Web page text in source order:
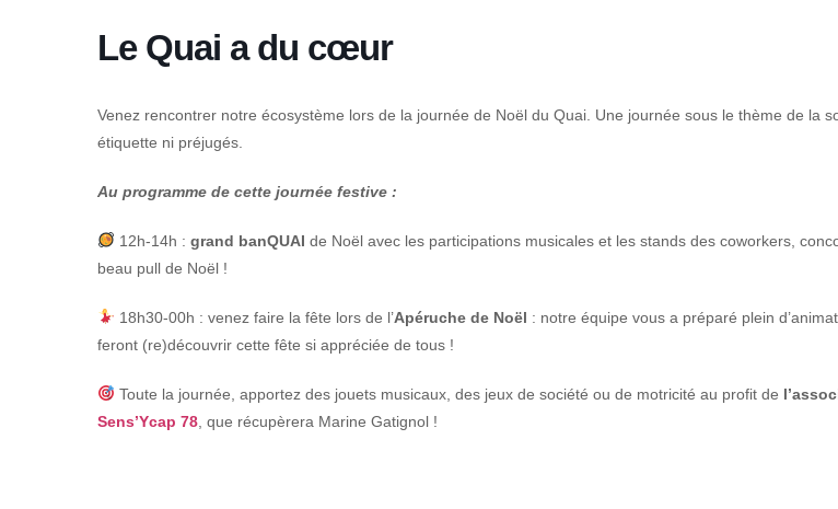
Le Quai a du cœur
Venez rencontrer notre écosystème lors de la journée de Noël du Quai. Une journée sous le thème de la
étiquette ni préjugés.
Au programme de cette journée festive :
12h-14h : grand banQUAI de Noël avec les participations musicales et les stands des coworkers,
beau pull de Noël !
18h30-00h : venez faire la fête lors de l’Apéruche de Noël : notre équipe vous a préparé plein
feront (re)découvrir cette fête si appréciée de tous !
Toute la journée, apportez des jouets musicaux, des jeux de société ou de motricité au profit de
Sens’Ycap 78 , que récupèrera Marine Gatignol !